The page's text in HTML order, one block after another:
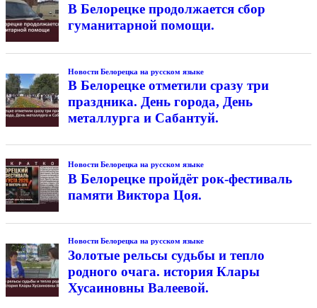
В Белорецке продолжается сбор
гуманитарной помощи.
Новости Белорецка на русском языке
В Белорецке отметили сразу три
праздника. День города, День
металлурга и Сабантуй.
Новости Белорецка на русском языке
В Белорецке пройдёт рок-фестиваль
памяти Виктора Цоя.
Новости Белорецка на русском языке
Золотые рельсы судьбы и тепло
родного очага. история Клары
Хусаиновны Валеевой.